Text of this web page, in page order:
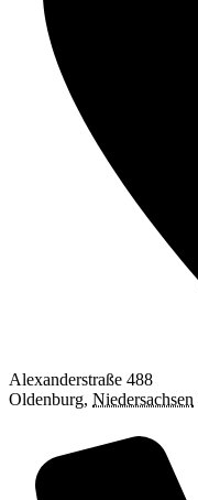
Alexanderstraße 488
Oldenburg, Niedersachsen